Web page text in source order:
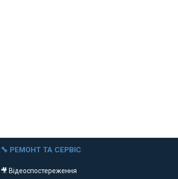
🔧 РЕМОНТ ТА СЕРВІС
🎥 Відеоспостереження